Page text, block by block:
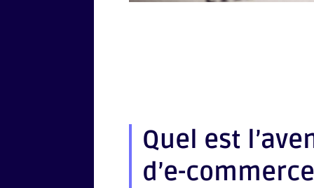
Quel est
d’e-